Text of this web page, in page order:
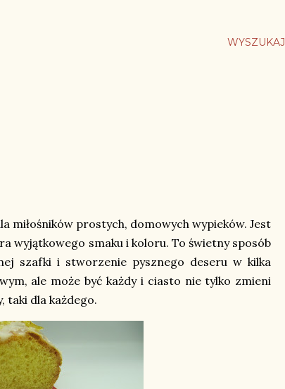
WYSZUKAJ
miłośników prostych, domowych wypieków. Jest
wyjątkowego smaku i koloru. To świetny sposób
szafki i stworzenie pysznego deseru w kilka
ale może być każdy i ciasto nie tylko zmieni
taki dla każdego.